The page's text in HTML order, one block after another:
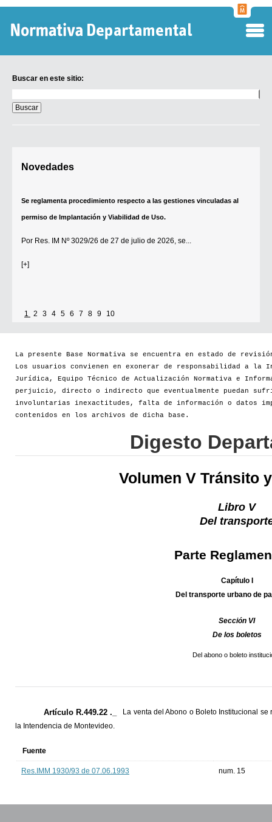
Buscar en este sitio:
en
este
sitio:
Novedades
Se reglamenta procedimiento respecto a las gestiones vinculadas al
permiso de Implantación y Viabilidad de Uso.
Por Res. IM Nº 3029/26 de 27 de julio de 2026, se...
[+]
1 2 3 4 5 6 7 8 9 10
La presente Base Normativa se encuentra en estado de
Los usuarios convienen en exonerar de responsabilidad a la
Jurídica, Equipo Técnico de Actualización Normativa e
perjuicio, directo o indirecto que eventualmente puedan
involuntarias inexactitudes, falta de información o datos
contenidos en los archivos de dicha base.
Digesto
Volumen V Tránsito
Libro V
Del
Parte
Capítulo I
Del transporte urbano de
Sección VI
De los boletos
Del abono o boleto
Artículo R.449.22 ._
La venta del Abono o Boleto Institucional
la Intendencia de Montevideo.
Fuente
Res.IMM 1930/93 de 07.06.1993 num. 15